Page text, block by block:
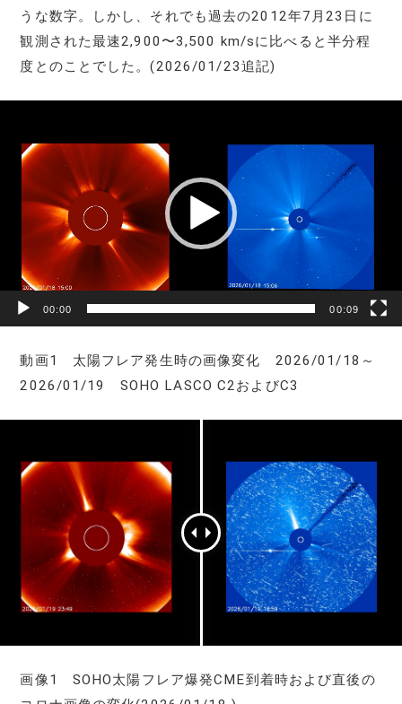
うな数字。しかし、それでも過去の2012年7月23日に
観測された最速2,900〜3,500 km/sに比べると半分程
度とのことでした。(2026/01/23追記)
00:00 00:09
動画1 太陽フレア発生時の画像変化 2026/01/18～
2026/01/19 SOHO LASCO C2およびC3
画像1 SOHO太陽フレア爆発CME到着時および直後の